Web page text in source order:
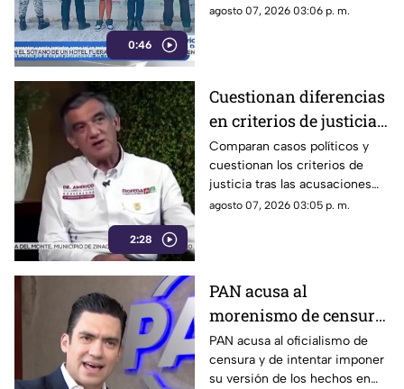
0:46
responsabilidad en el
agosto 07, 2026 03:06 p. m.
2:28
Cuestionan diferencias
en criterios de justicia
por casos políticos en
Guerrero y Sinaloa
Comparan casos políticos y
cuestionan los criterios de
justicia tras las acusaciones
contra exfuncionarios de
agosto 07, 2026 03:05 p. m.
PAN acusa al
morenismo de censura
y de imponer narrativa
en el debate público
PAN acusa al oficialismo de
censura y de intentar imponer
su versión de los hechos en